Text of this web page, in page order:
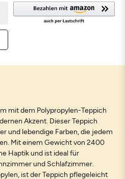
mit dem Polypropylen-Teppich
Akzent. Dieser Teppich
und lebendige Farben, die jedem
Mit einem Gewicht von 2400
Haptik und ist ideal für
und Schlafzimmer.
ist der Teppich pflegeleicht